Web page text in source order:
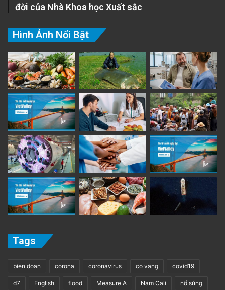
đời của Nhà Khoa học Xuất sắc
Hình Ảnh Nổi Bật
Tags
bien doan corona coronavirus co vang covid19
d7 English flood Measure A Nam Cali nổ súng